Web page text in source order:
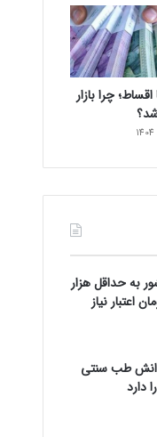
اقساط؛ چرا بازار
به حداقل هزار
اعتبار نیاز
دانش طب سنتی
دارد